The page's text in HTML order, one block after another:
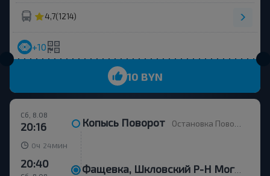
4,7(1214)
+10
10 BYN
Сб, 8.08
20:16 Копысь Поворот Остановка Поворот на Копысь
0ч 24 мин
20:40 Фащевка, Шкловский Р-Н Могилевская Обл. Беларусь